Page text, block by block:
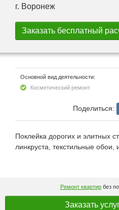
г. Воронеж
Основной вид деятельности:
Косметический ремонт
Поделиться:
Поклейка дорогих и элитных
линкруста, текстильные обои,
Ремонт квартирбез
Заказать